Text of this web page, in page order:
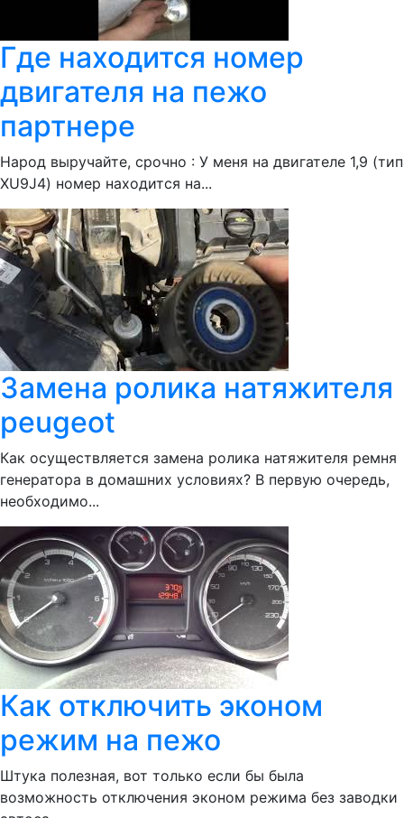
Где находится номер
двигателя на пежо
партнере
Народ выручайте, срочно : У меня на двигателе 1,9 (тип
XU9J4) номер находится на...
Замена ролика натяжителя
peugeot
Как осуществляется замена ролика натяжителя ремня
генератора в домашних условиях? В первую очередь,
необходимо...
Как отключить эконом
режим на пежо
Штука полезная, вот только если бы была
возможность отключения эконом режима без заводки